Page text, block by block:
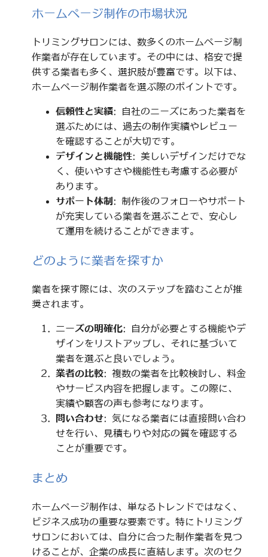
ホームページ制作の市場状況
トリミングサロンには、数多くのホームページ制
作業者が存在しています。その中には、格安で提
供する業者も多く、選択肢が豊富です。以下は、
ホームページ制作業者を選ぶ際のポイントです。
信頼性と実績: 自社のニーズにあった業者を
選ぶためには、過去の制作実績やレビュー
を確認することが大切です。
デザインと機能性: 美しいデザインだけでな
く、使いやすさや機能性も考慮する必要が
あります。
サポート体制 : 制作後のフォローやサポート
が充実している業者を選ぶことで、安心し
て運用を続けることができます。
どのように業者を探すか
業者を探す際には、次のステップを踏むことが推
奨されます。
ニーズの明確化: 自分が必要とする機能やデ
ザインをリストアップし、それに基づいて
業者を選ぶと良いでしょう。
業者の比較: 複数の業者を比較検討し、料金
やサービス内容を把握します。この際に、
実績や顧客の声も参考になります。
問い合わせ: 気になる業者には直接問い合わ
せを行い、見積もりや対応の質を確認する
ことが重要です。
まとめ
ホームページ制作は、単なるトレンドではなく、
ビジネス成功の重要な要素です。特にトリミング
サロンにおいては、自分に合った制作業者を見つ
けることが、企業の成長に直結します。次のセク